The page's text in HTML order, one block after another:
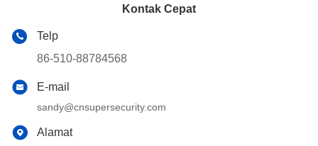
Kontak Cepat
Telp
86-510-88784568
E-mail
sandy@cnsupersecurity.com
Alamat